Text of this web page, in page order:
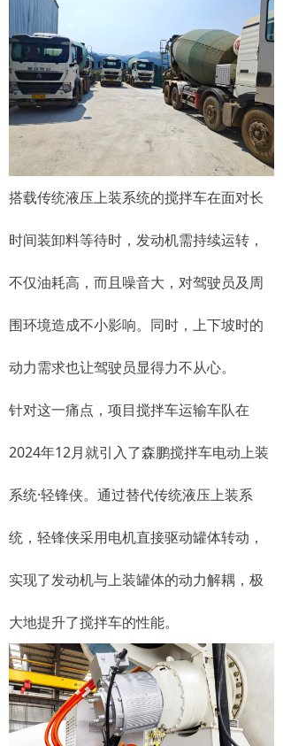
搭载传统液压上装系统的搅拌车在面对长
时间装卸料等待时，发动机需持续运转，
不仅油耗高，而且噪音大，对驾驶员及周
围环境造成不小影响。同时，上下坡时的
动力需求也让驾驶员显得力不从心。
针对这一痛点，项目搅拌车运输车队在
2024年12月就引入了森鹏搅拌车电动上装
系统·轻锋侠。通过替代传统液压上装系
统，轻锋侠采用电机直接驱动罐体转动，
实现了发动机与上装罐体的动力解耦，极
大地提升了搅拌车的性能。